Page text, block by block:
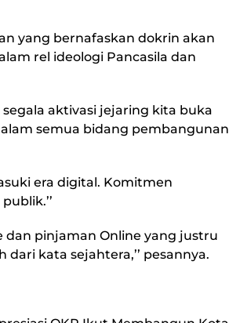
yang bernafaskan dokrin akan
rel ideologi Pancasila dan
aktivasi jejaring kita buka
semua bidang pembangunan
era digital. Komitmen
dan pinjaman Online yang justru
kata sejahtera,’’ pesannya.